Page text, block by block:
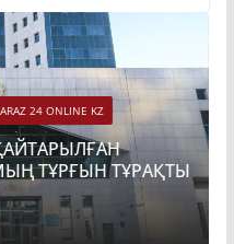
24 ONLINE KZ
ТҰРҒЫН ТҰРАҚТЫ